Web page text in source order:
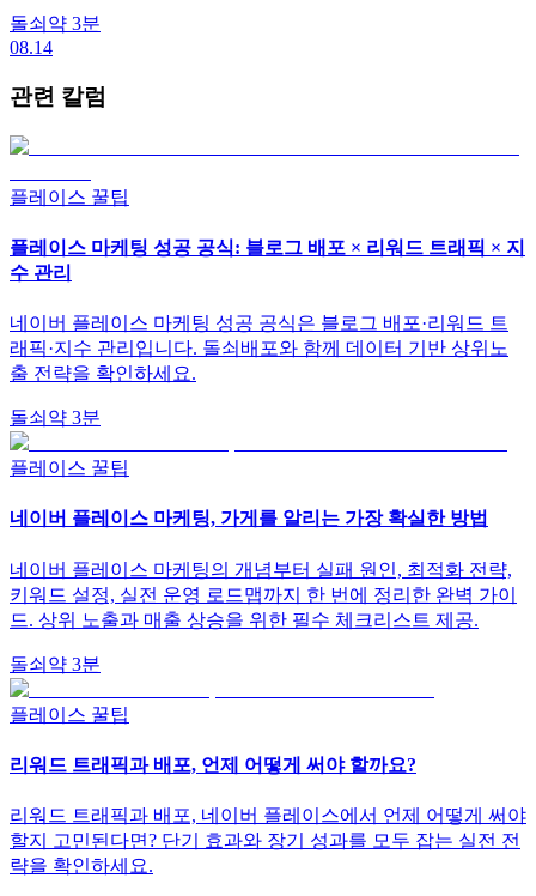
돌쇠 약 3분
08.14
관련 칼럼
플레이스 꿀팁
플레이스 마케팅 성공 공식: 블로그 배포 × 리워드 트래픽 × 지
수 관리
네이버 플레이스 마케팅 성공 공식은 블로그 배포·리워드 트
래픽·지수 관리입니다. 돌쇠배포와 함께 데이터 기반 상위노
출 전략을 확인하세요.
돌쇠 약 3분
플레이스 꿀팁
네이버 플레이스 마케팅, 가게를 알리는 가장 확실한 방법
네이버 플레이스 마케팅의 개념부터 실패 원인, 최적화 전략,
키워드 설정, 실전 운영 로드맵까지 한 번에 정리한 완벽 가이
드. 상위 노출과 매출 상승을 위한 필수 체크리스트 제공.
돌쇠 약 3분
플레이스 꿀팁
리워드 트래픽과 배포, 언제 어떻게 써야 할까요?
리워드 트래픽과 배포, 네이버 플레이스에서 언제 어떻게 써야
할지 고민된다면? 단기 효과와 장기 성과를 모두 잡는 실전 전
략을 확인하세요.